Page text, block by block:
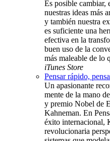
Es posible cambiar,
nuestras ideas más
y también nuestra
es suficiente una
efectiva en la
buen uso de la
más maleable de lo
iTunes Store
Pensar rápido,
Un apasionante
mente de la mano
y premio Nobel de
Kahneman. En
éxito internacional,
revolucionaria